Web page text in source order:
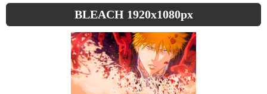
BLEACH 1920x1080px